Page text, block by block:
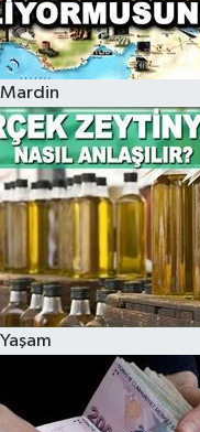
Mardin
Yaşam